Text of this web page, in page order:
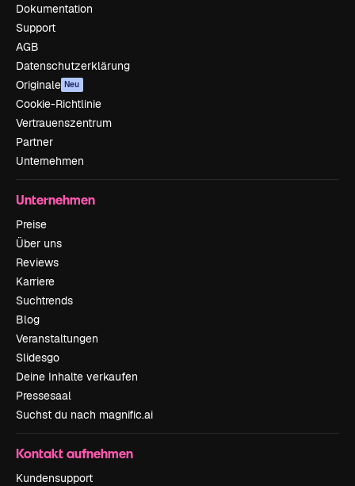
Dokumentation
Support
AGB
Datenschutzerklärung
Originale Neu
Cookie-Richtlinie
Vertrauenszentrum
Partner
Unternehmen
Unternehmen
Preise
Über uns
Reviews
Karriere
Suchtrends
Blog
Veranstaltungen
Slidesgo
Deine Inhalte verkaufen
Pressesaal
Suchst du nach magnific.ai
Kontakt aufnehmen
Kundensupport